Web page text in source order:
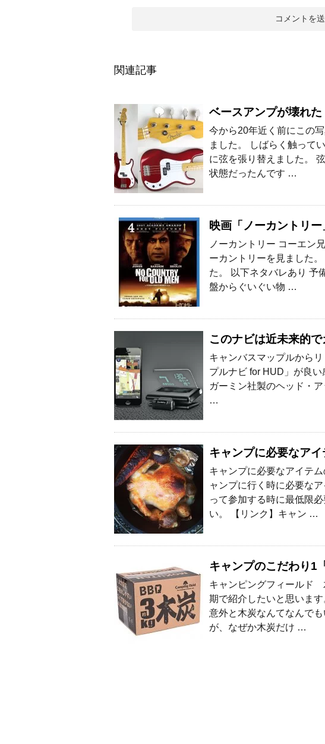
関連記事
ベースアンプが壊れた
今から20年近く前にこの
ました。 しばらく触って
に弦を張り替えました。
状態だったんです …
映画「ノーカントリ
ノーカントリー コーエン
ーカントリーを見ました
た。 以下ネタバレあり 予
盤からぐいぐい物 …
このナビは近未来的
キャンバスマップルから
プルナビ for HUD」が良
ガーミン社製のヘッド・
…
キャンプに必要なアイ
キャンプに必要なアイテ
ャンプに行く時に必要な
って参加する時に最低限
い。 【リンク】キャン …
キャンプのこだわり1
キャンピングフィールド
期で紹介したいと思いま
意外と木炭なんてなんで
が、なぜか木炭だけ …